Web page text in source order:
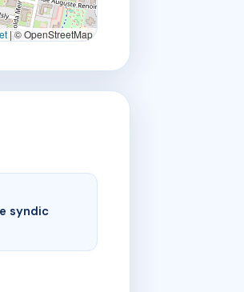
|© OpenStreetMap
syndic